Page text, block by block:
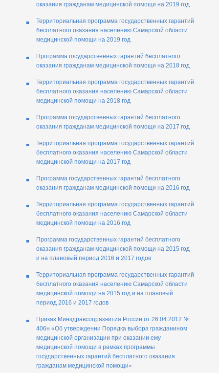
оказания гражданам медицинской помощи на 2019 год
Территориальная программа государственных гарантий
бесплатного оказания населению Самарской области
медицинской помощи на 2019 год
Программа государственных гарантий бесплатного
оказания гражданам медицинской помощи на 2018 год
Территориальная программа государственных гарантий
бесплатного оказания населению Самарской области
медицинской помощи на 2018 год
Программа государственных гарантий бесплатного
оказания гражданам медицинской помощи на 2017 год
Территориальная программа государственных гарантий
бесплатного оказания населению Самарской области
медицинской помощи на 2017 год
Программа государственных гарантий бесплатного
оказания гражданам медицинской помощи на 2016 год
Территориальная программа государственных гарантий
бесплатного оказания населению Самарской области
медицинской помощи на 2016 год
Программа государственных гарантий бесплатного
оказания гражданам медицинской помощи на 2015 год
и на плановый период 2016 и 2017 годов
Территориальная программа государственных гарантий
бесплатного оказания населению Самарской области
медицинской помощи на 2015 год и на плановый
период 2016 и 2017 годов
Приказ Минздравсоцразвития России от 26.04.2012 №
406н «Об утверждении Порядка выбора гражданином
медицинской организации при оказании ему
медицинской помощи в рамках программы
государственных гарантий бесплатного оказания
гражданам медицинской помощи»